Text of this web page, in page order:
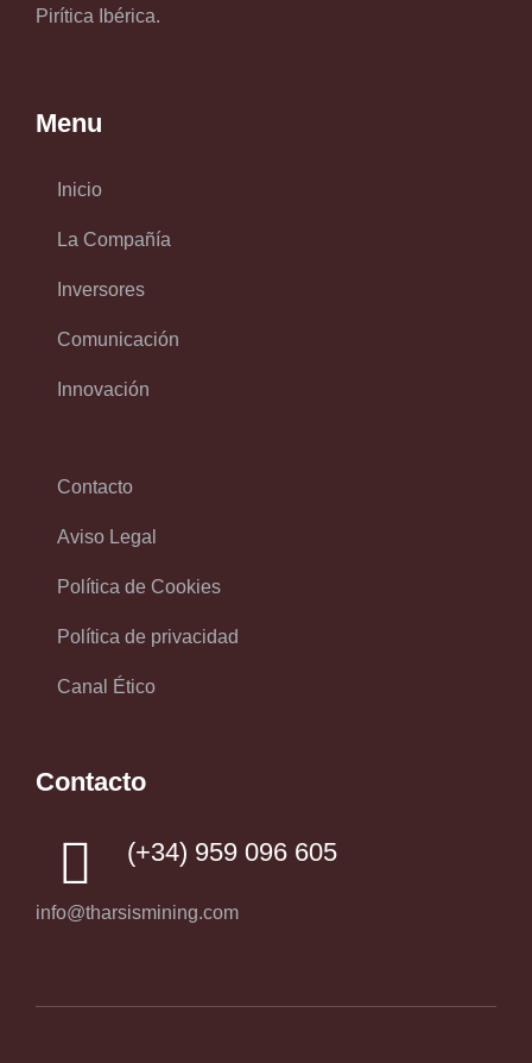
Pirítica Ibérica.
Menu
Inicio
La Compañía
Inversores
Comunicación
Innovación
Contacto
Aviso Legal
Política de Cookies
Política de privacidad
Canal Ético
Contacto
(+34) 959 096 605
info@tharsismining.com